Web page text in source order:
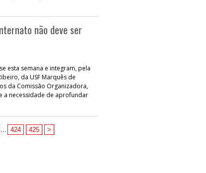
não deve ser
esta semana e integram, pela
da USF Marquês de
da Comissão Organizadora,
a necessidade de aprofundar
424 425 >